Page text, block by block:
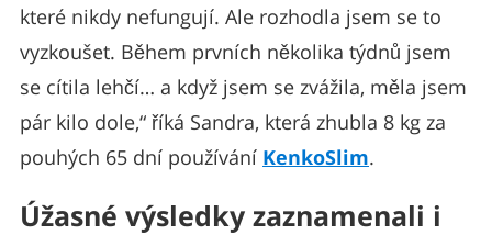
které nikdy nefungují. Ale rozhodla jsem se to
vyzkoušet. Během prvních několika týdnů jsem
se cítila lehčí… a když jsem se zvážila, měla jsem
pár kilo dole,“ říká Sandra, která zhubla 8 kg za
pouhých 65 dní používání KenkoSlim.
Úžasné výsledky zaznamenali i